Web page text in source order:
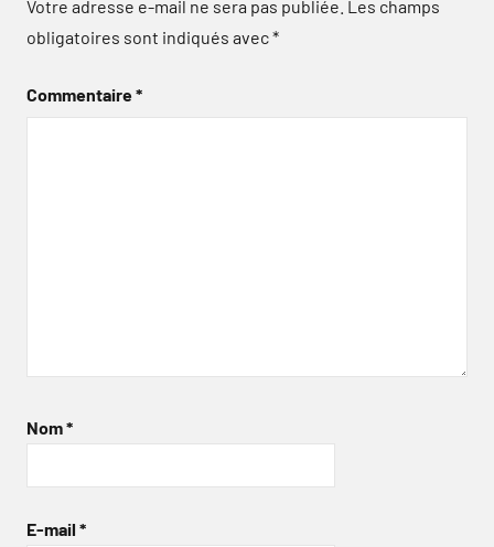
Votre adresse e-mail ne sera pas publiée. Les champs
obligatoires sont indiqués avec*
Commentaire*
Nom*
E-mail *